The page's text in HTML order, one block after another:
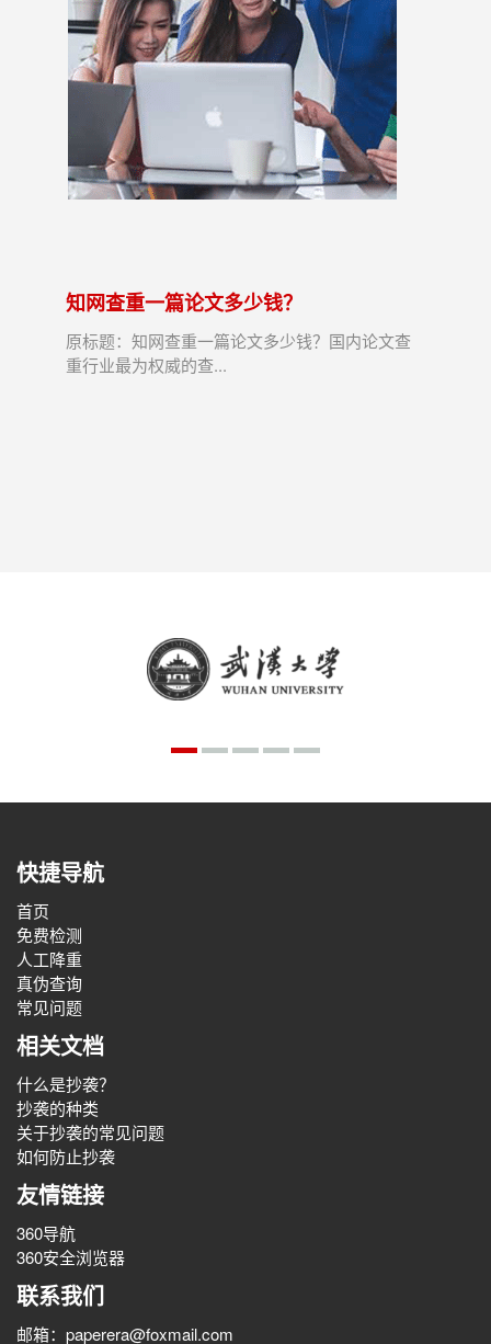
知网查重一篇论文多少钱？
原标题：知网查重一篇论文多少钱？国内论文查
重行业最为权威的查...
快捷导航
首页
免费检测
人工降重
真伪查询
常见问题
相关文档
什么是抄袭？
抄袭的种类
关于抄袭的常见问题
如何防止抄袭
友情链接
360导航
360安全浏览器
联系我们
邮箱：paperera@foxmail.com